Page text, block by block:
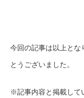
今回の記事は以上とな
とうございました
※記事内容と掲載して